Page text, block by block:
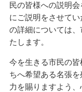
民の皆様への説明
にご説明をさせて
の詳細については
たします。
今を生きる市民の
ちへ希望ある名張
力を賜りますよう、